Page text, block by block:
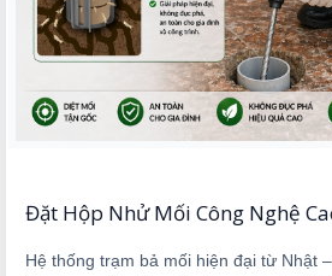
Đặt Hộp Nhử Mối Công Nghệ
Hệ thống trạm bả mối hiện đại từ Nhật